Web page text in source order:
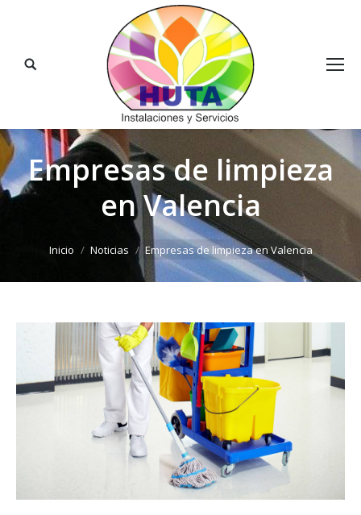
Buscar:
Empresas de limpieza
en Valencia
Inicio Noticias Empresas de limpieza en Valencia